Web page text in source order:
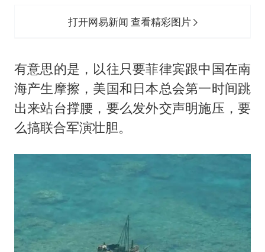
打开网易新闻 查看精彩图片
有意思的是，以往只要菲律宾跟中国在南
海产生摩擦，美国和日本总会第一时间跳
出来站台撑腰，要么发外交声明施压，要
么搞联合军演壮胆。